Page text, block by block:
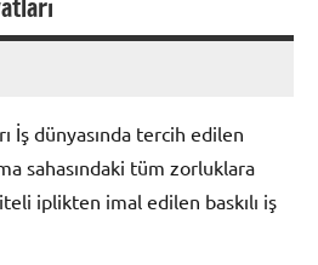
İş dünyasında tercih edilen
sahasındaki tüm zorluklara
iplikten imal edilen baskılı iş